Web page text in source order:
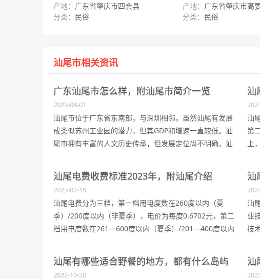
产地： 广东省肇庆市四会县
分类： 民俗
产地： 广东省肇庆市高
分类： 民俗
汕尾市相关资讯
广东汕尾市怎么样，附汕尾市简介一览
2023-08-01
汕尾市位于广东省东南部，与深圳相邻。虽然汕尾有发展
成类似苏州工业园的潜力，但其GDP和增速一直较低。汕
尾市拥有丰富的人文历史传承，但发展定位尚不明确。汕
文化”。汕尾市的地区生产总值为1322.02亿元，同比增长
1.5%。汕尾市辖1个市辖区、2个县，代管1个县级市，另
设2个管理区或功能区。
汕
汕
第
上
汕尾电费收费标准2023年，附汕尾介绍
2023-02-15
汕尾电费分为三档，第一档用电度数在260度以内（夏
季）/200度以内（非夏季），电价为每度0.6702元，第二
档用电度数在261—600度以内（夏季）/201—400度以内
601度以上（夏季）/401度以上（非夏季），电价为
0.9702元每度。
汕
汕
业
技
术
汕尾有哪些适合野餐的地方，都有什么岛屿
2022-10-20
汕